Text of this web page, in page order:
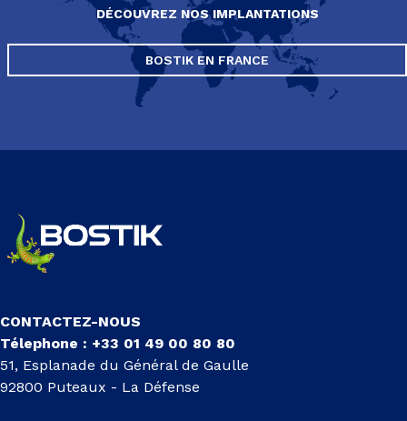
DÉCOUVREZ NOS IMPLANTATIONS
BOSTIK EN FRANCE
CONTACTEZ-NOUS
Télephone : +33 01 49 00 80 80
51, Esplanade du Général de Gaulle
92800 Puteaux - La Défense